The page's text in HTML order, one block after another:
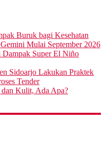
Buruk bagi Kesehatan
Mulai September 2026
Super El Niño
Sidoarjo Lakukan Praktek
Tender
Kulit, Ada Apa?